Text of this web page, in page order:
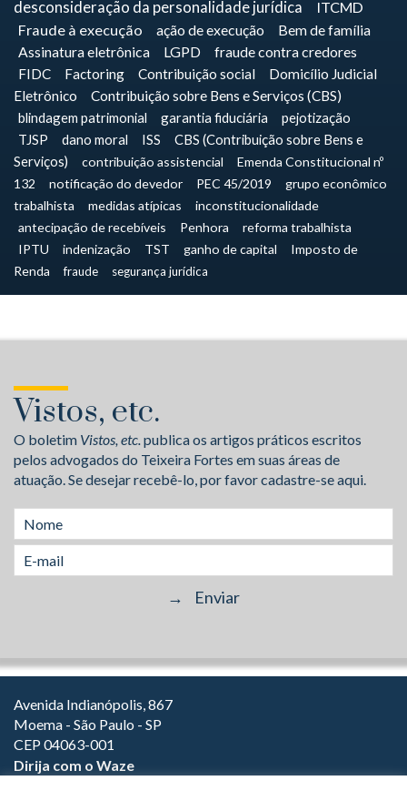
desconsideração da personalidade jurídica
ITCMD
Fraude à execução
ação de execução
Bem de família
Assinatura eletrônica
LGPD fraude contra credores
FIDC Factoring Contribuição social
Domicílio Judicial
Eletrônico
Contribuição sobre Bens e Serviços (CBS)
blindagem patrimonial
garantia fiduciária
pejotização
TJSP
dano moral ISS
CBS (Contribuição sobre Bens e
Serviços)
contribuição assistencial
Emenda Constitucional nº
132
notificação do devedor PEC 45/2019
grupo econômico
trabalhista
medidas atípicas
inconstitucionalidade
antecipação de recebíveis
Penhora
reforma trabalhista
IPTU
indenização TST ganho de capital
Imposto de
Renda
fraude segurança jurídica
Vistos, etc.
O boletim Vistos, etc.publica os artigos práticos escritos
pelos advogados do Teixeira Fortes em suas áreas de
atuação. Se desejar recebê-lo, por favor cadastre-se aqui.
Avenida Indianópolis, 867
Moema - São Paulo - SP
CEP 04063-001
Dirija com o Waze